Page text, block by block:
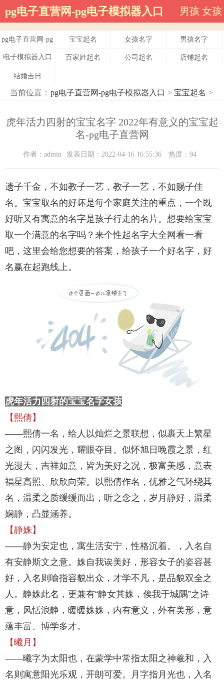
pg电子直营网-pg电子模拟器入口 男孩 女孩
pg电子直营网-pg
电子模拟器入口
宝宝起名 女孩名字 男孩名字
百家姓起名 公司起名 店铺起名
结婚吉日
当前位置： pg电子直营网-pg电子模拟器入口 > 宝宝起名 >
虎年活力四射的宝宝名字 2022年有意义的宝宝起
名-pg电子直营网
作者：admin 发表日期：2022-04-16 16:55:36 热度：94
遗子千金，不如教子一艺，教子一艺，不如赐子佳
名。宝宝取名的好坏是每个家庭关注的重点，一个既
好听又有寓意的名字是孩子行走的名片。想要给宝宝
取一个满意的名字吗？来个性起名字大全网看一看
吧，这里会给您想要的答案，给孩子一个好名字，好
名赢在起跑线上。
虎年活力四射的宝宝名字女孩
【熙倩】
——熙倩一名，给人以灿烂之景联想，似裹天上繁星
之图，闪闪发光，耀眼夺目。似怀旭日晚霞之景，红
光漫天，吉祥如意，皆为美好之况，极富美感，意表
福星高照、欣欣向荣。以熙倩作名，优雅之气环绕其
名，温柔之质缓缓而出，听之念之，岁月静好，温柔
娴静，凸显涵养。
【静姝】
——静为安定也，寓生活安宁，性格沉着。，入名自
有安静斯文之意。姝自我诶美好，形容女子的姿容甚
好，入名则喻指容貌出众，才学不凡，是品貌双全之
人。静姝此名，更兼有“静女其姝，俟我于城隅”之诗
意，风恬浪静，暖暖姝姝，内有意义，外有美形，意
蕴丰富、博学多才。
【曦月】
——曦字为太阳也，在蒙学中常指太阳之神羲和，入
名则寓意阳光乐观，开朗可爱。月字指月光也，入名